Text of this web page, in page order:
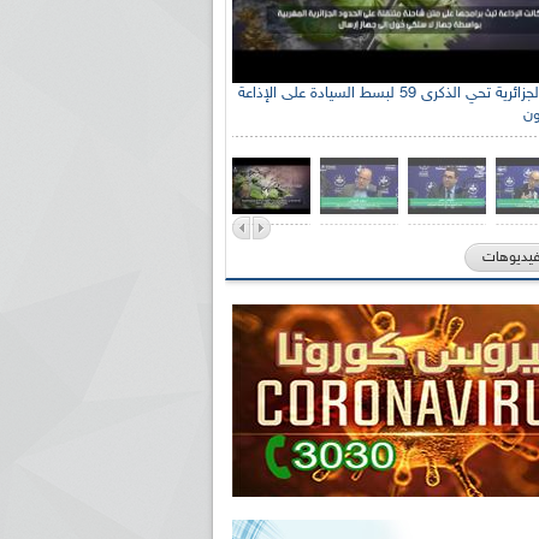
الإذاعة الجزائرية تحي الذكرى 59 لبسط السيادة على الإذاعة